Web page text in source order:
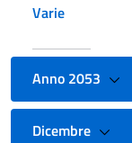
Varie
Anno 2053
Dicembre